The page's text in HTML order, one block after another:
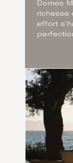
Domes
richesse
effort